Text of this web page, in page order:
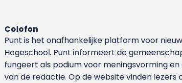
Colofon
Punt is het onafhankelijke platform voor
Hoge­school. Punt informeert de
fungeert als podium voor meningsvorming
van de redactie. Op de website vinden